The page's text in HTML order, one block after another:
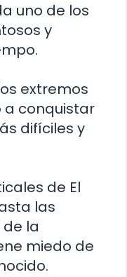
uno de los
y
extremos
a conquistar
difíciles y
de El
las
la
miedo de